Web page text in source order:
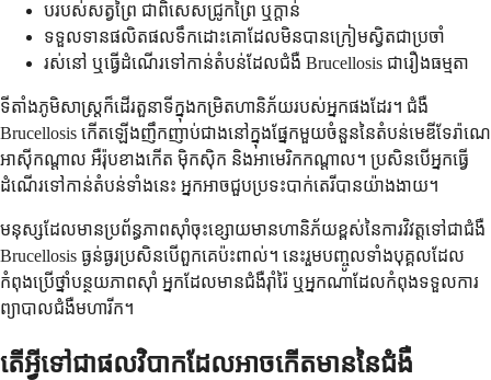
បរបស់សត្វព្រៃ ជាពិសេសជ្រូកព្រៃ ឬក្តាន់
ទទួលទានផលិតផលទឹកដោះគោដែលមិនបានក្រៀមស្វិតជាប្រចាំ
រស់នៅ ឬធ្វើដំណើរទៅកាន់តំបន់ដែលជំងឺ Brucellosis ជារឿងធម្មតា
ទីតាំងភូមិសាស្ត្រក៏ដើរតួនាទីក្នុងកម្រិតហានិភ័យរបស់អ្នកផងដែរ។ ជំងឺ
Brucellosis កើតឡើងញឹកញាប់ជាងនៅក្នុងផ្នែកមួយចំនួននៃតំបន់មេឌីទែរ៉ាណេ
អាស៊ីកណ្តាល អឺរ៉ុបខាងកើត ម៉ិកស៊ិក និងអាមេរិកកណ្តាល។ ប្រសិនបើអ្នកធ្វើ
ដំណើរទៅកាន់តំបន់ទាំងនេះ អ្នកអាចជួបប្រទះបាក់តេរីបានយ៉ាងងាយ។
មនុស្សដែលមានប្រព័ន្ធភាពស៊ាំចុះខ្សោយមានហានិភ័យខ្ពស់នៃការវិវត្តទៅជាជំងឺ
Brucellosis ធ្ងន់ធ្ងរប្រសិនបើពួកគេប៉ះពាល់។ នេះរួមបញ្ចូលទាំងបុគ្គលដែល
កំពុងប្រើថ្នាំបន្ថយភាពស៊ាំ អ្នកដែលមានជំងឺរ៉ាំរ៉ៃ ឬអ្នកណាដែលកំពុងទទួលការ
ព្យាបាលជំងឺមហារីក។
តើអ្វីទៅជាផលវិបាកដែលអាចកើតមាននៃជំងឺ